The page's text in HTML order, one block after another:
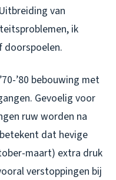
van
ik
doorspoelen.
’80 bebouwing met
Gevoelig voor
ruw worden na
dat hevige
maart) extra druk
verstoppingen bij